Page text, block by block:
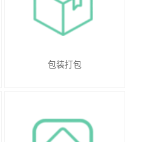
包装打包